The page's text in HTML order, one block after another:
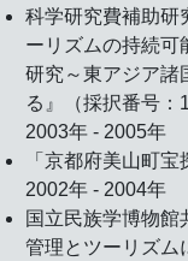
科学研究費補助研
ーリズムの持続可
研究～東アジア諸
る』（採択番号：
2003年 - 2005年
「京都府美山町
2002年 - 2004年
国立民族学博物館
管理とツーリズム